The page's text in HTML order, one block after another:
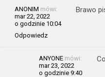
ANONIM mówi:
mar 22, 2022
o godzinie 10:04
Odpowiedz
Brawo
ANYONE mówi:
mar 23, 2022
o godzinie 9:40